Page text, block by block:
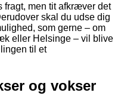
fragt, men tit afkræver det
skal du udse dig
som gerne – om
eller Helsinge – vil blive
til et
og vokser